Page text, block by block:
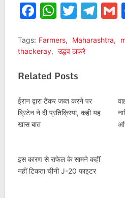
Facebook
Tags: Farmers, Maharashtra,
thackeray, उद्धव ठाकरे
Related Posts
ईरान द्वारा टैंकर जब्त करने पर
ब्रिटेन ने दी प्रतिक्रिया, कही यह
खास बात
इस कारण से राफेल के सामने कहीं
नहीं टिकता चीनी J-20 फाइटर